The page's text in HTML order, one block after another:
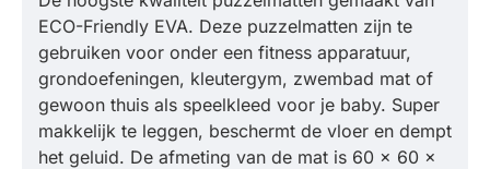
ECO-Friendly EVA. Deze puzzelmatten zijn te
gebruiken voor onder een fitness apparatuur,
grondoefeningen, kleutergym, zwembad mat of
gewoon thuis als speelkleed voor je baby. Super
makkelijk te leggen, beschermt de vloer en dempt
het geluid. De afmeting van de mat is 60 x 60 x